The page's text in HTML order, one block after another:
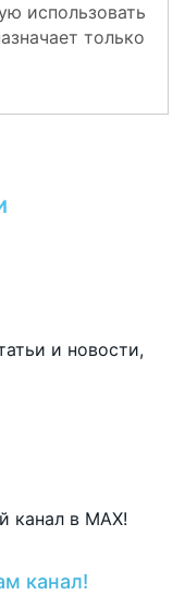
использовать
только
и новости,
канал в MAX!
канал!